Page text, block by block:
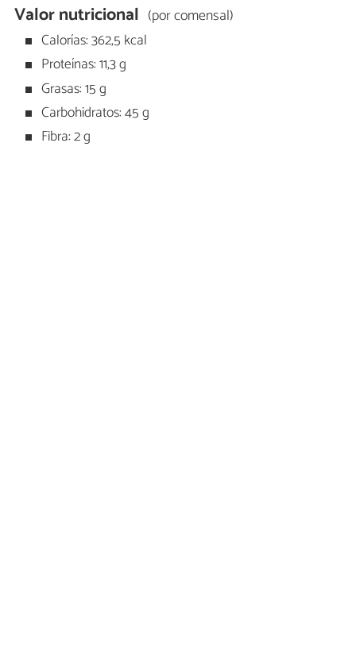
Valor nutricional (por comensal)
Calorías: 362,5 kcal
Proteínas: 11,3 g
Grasas: 15 g
Carbohidratos: 45 g
Fibra: 2 g